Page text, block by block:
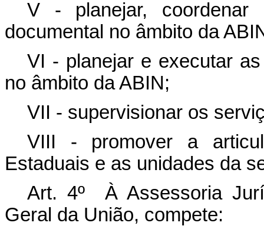
V - planejar,
documental no âmbito da
VI - planejar e executar
no âmbito da ABIN;
VII - supervisionar os
VIII - promover a
Estaduais e as unidades da
Art. 4º À Assessoria
Geral da União, compete: